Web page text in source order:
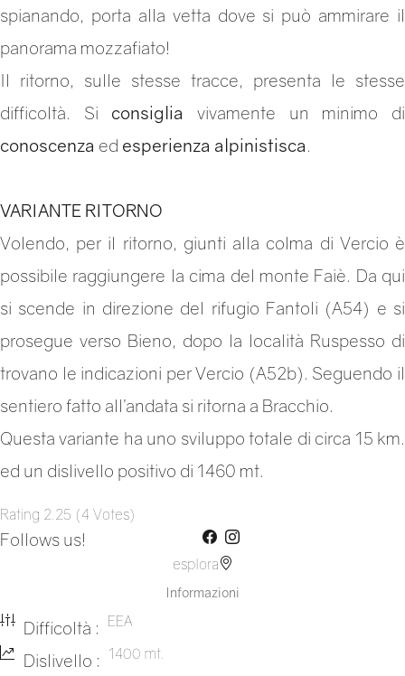
spianando, porta alla vetta dove si può ammirare il
panorama mozzafiato!
Il ritorno, sulle stesse tracce, presenta le stesse
difficoltà. Si consiglia
vivamente un minimo di
conoscenza ed esperienza alpinistisca.
VARIANTE RITORNO
Volendo, per il ritorno, giunti alla colma di Vercio è
possibile raggiungere la cima del monte Faiè. Da qui
si scende in direzione del rifugio Fantoli (A54) e si
prosegue verso Bieno, dopo la località Ruspesso di
trovano le indicazioni per Vercio (A52b). Seguendo il
sentiero fatto all’andata si ritorna a Bracchio.
Questa variante ha uno sviluppo totale di circa 15 km.
ed un dislivello positivo di 1460 mt.
Rating 2.25 (4 Votes)
Follows us!
esplora
Informazioni
Difficoltà : EEA
Dislivello : 1400 mt.